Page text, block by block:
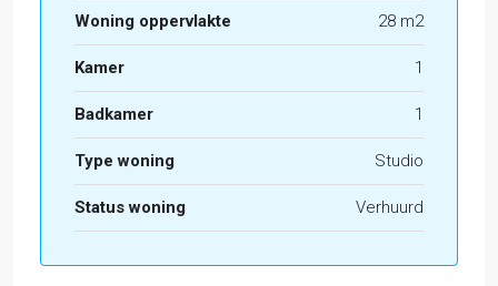
Woning oppervlakte 28 m2
Kamer 1
Badkamer 1
Type woning Studio
Status woning Verhuurd